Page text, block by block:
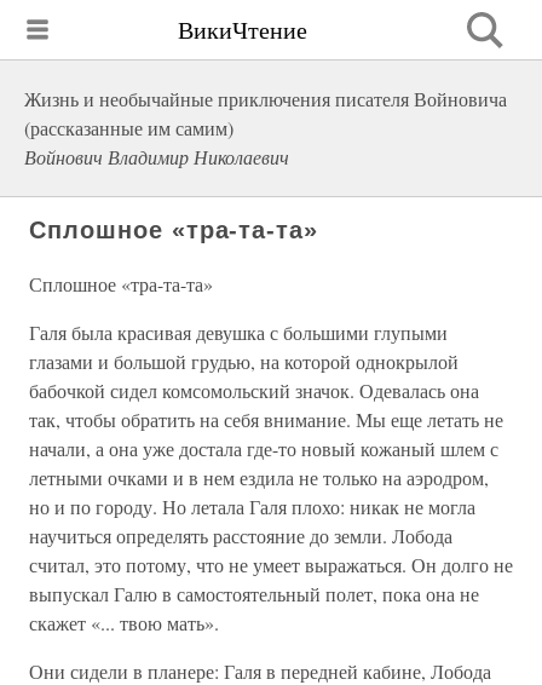
ВикиЧтение
Жизнь и необычайные приключения писателя Войновича
(рассказанные им самим)
Войнович Владимир Николаевич
Сплошное «тра-та-та»
Сплошное «тра-та-та»
Галя была красивая девушка с большими глупыми
глазами и большой грудью, на которой однокрылой
бабочкой сидел комсомольский значок. Одевалась она
так, чтобы обратить на себя внимание. Мы еще летать не
начали, а она уже достала где-то новый кожаный шлем с
летными очками и в нем ездила не только на аэродром,
но и по городу. Но летала Галя плохо: никак не могла
научиться определять расстояние до земли. Лобода
считал, это потому, что не умеет выражаться. Он долго не
выпускал Галю в самостоятельный полет, пока она не
скажет «... твою мать».
Они сидели в планере: Галя в передней кабине, Лобода